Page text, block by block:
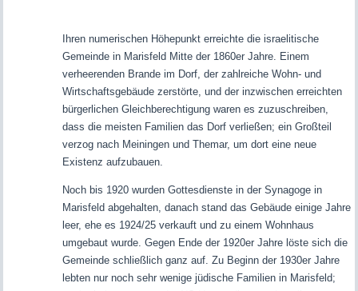
Ihren numerischen Höhepunkt erreichte die israelitische
Gemeinde in Marisfeld Mitte der 1860er Jahre. Einem
verheerenden Brande im Dorf, der zahlreiche Wohn- und
Wirtschaftsgebäude zerstörte, und der inzwischen erreichten
bürgerlichen Gleichberechtigung waren es zuzuschreiben,
dass die meisten Familien das Dorf verließen; ein Großteil
verzog nach Meiningen und Themar, um dort eine neue
Existenz aufzubauen.
Noch bis 1920 wurden Gottesdienste in der Synagoge in
Marisfeld abgehalten, danach stand das Gebäude einige Jahre
leer, ehe es 1924/25 verkauft und zu einem Wohnhaus
umgebaut wurde. Gegen Ende der 1920er Jahre löste sich die
Gemeinde schließlich ganz auf. Zu Beginn der 1930er Jahre
lebten nur noch sehr wenige jüdische Familien in Marisfeld;